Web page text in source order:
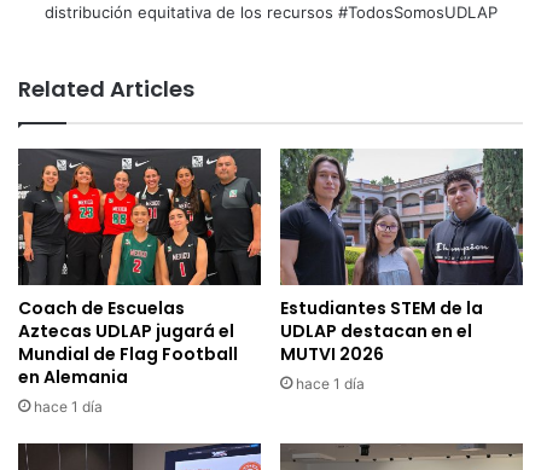
distribución equitativa de los recursos #TodosSomosUDLAP
Related Articles
Coach de Escuelas
Aztecas UDLAP jugará el
Mundial de Flag Football
en Alemania
hace 1 día
Estudiantes STEM de la
UDLAP destacan en el
MUTVI 2026
hace 1 día